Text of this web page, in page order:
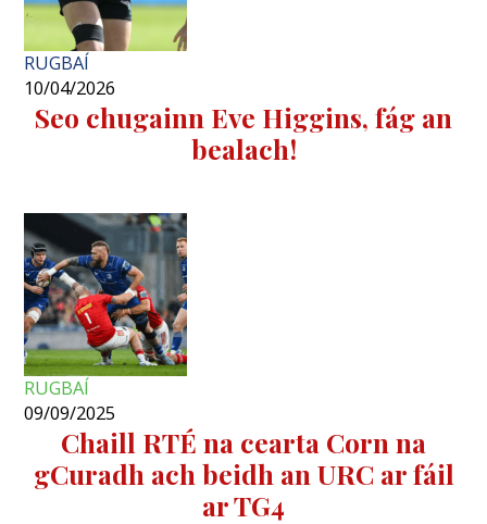
RUGBAÍ
10/04/2026
Seo chugainn Eve Higgins, fág an
bealach!
RUGBAÍ
09/09/2025
Chaill RTÉ na cearta Corn na
gCuradh ach beidh an URC ar fáil
ar TG4